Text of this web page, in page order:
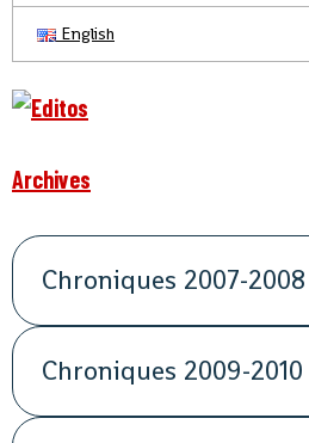
English
Archives
Chroniques 2007-2008
Chroniques 2009-2010